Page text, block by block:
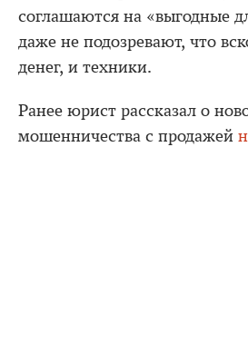
соглашаются на «выгодные
даже не подозревают, что
денег, и техники.
Ранее юрист рассказал о
мошенничества с продажей